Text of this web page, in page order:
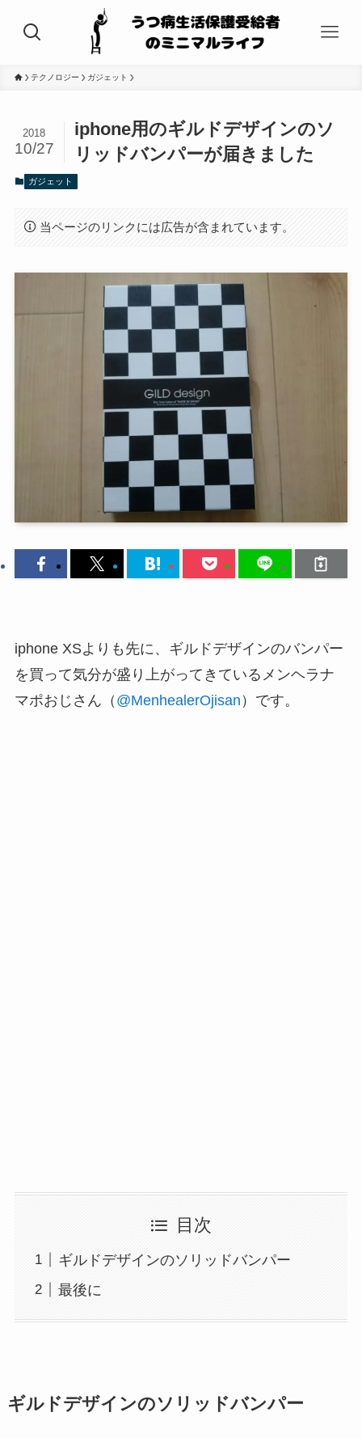
テクノロジー ガジェット
iphone用のギルドデザインのソ
リッドバンパーが届きました
2018
10/27
ガジェット
当ページのリンクには広告が含まれています。
iphone XSよりも先に、ギルドデザインのバンパー
を買って気分が盛り上がってきているメンヘラナ
マポおじさん（ @MenhealerOjisan ）です。
目次
ギルドデザインのソリッドバンパー
最後に
ギルドデザインのソリッドバンパー